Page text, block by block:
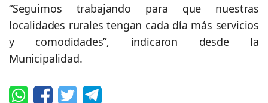
“Seguimos trabajando para que nuestras
localidades rurales tengan cada día más servicios
y comodidades”, indicaron desde la
Municipalidad.